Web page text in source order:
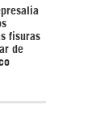
fisuras
de